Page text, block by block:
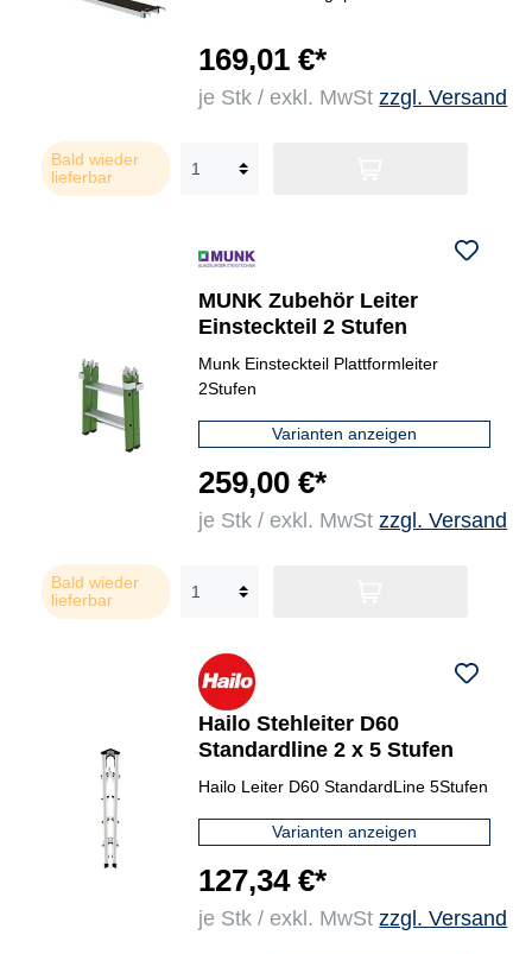
169,01 €*
je Stk / exkl. MwStzzgl. Versand
Bald wieder
lieferbar
MUNK Zubehör Leiter
Einsteckteil 2 Stufen
Munk Einsteckteil Plattformleiter
2Stufen
Varianten anzeigen
259,00 €*
je Stk / exkl. MwStzzgl. Versand
Bald wieder
lieferbar
Hailo Stehleiter D60
Standardline 2 x 5 Stufen
Hailo Leiter D60 StandardLine 5Stufen
Varianten anzeigen
127,34 €*
je Stk / exkl. MwStzzgl. Versand